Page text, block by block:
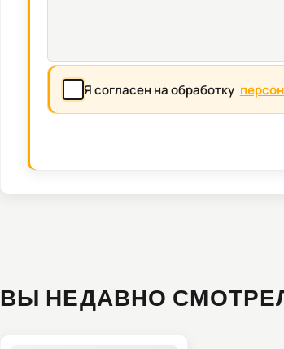
Я согласен на обработку
ВЫ НЕДАВНО